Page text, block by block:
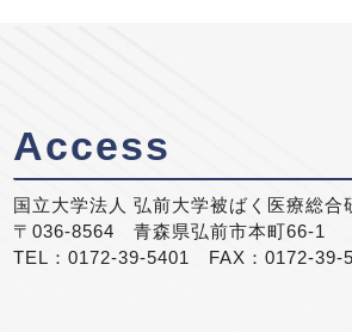
Access
国立大学法人 弘前大学被ばく医療総合
〒036-8564 青森県弘前市本町66-1
TEL：0172-39-5401 FAX：0172-39-